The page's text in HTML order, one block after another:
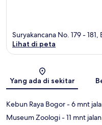
Suryakancana No. 179 - 181,
Lihat di peta
Yang ada di sekitar
Kebun Raya Bogor- 6 mnt
Museum Zoologi- 11 mnt